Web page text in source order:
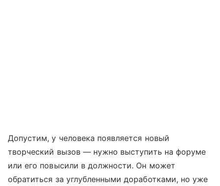
Допустим, у человека появляется новый
творческий вызов — нужно выступить на форуме
или его повысили в должности. Он может
обратиться за углубленными доработками, но уже